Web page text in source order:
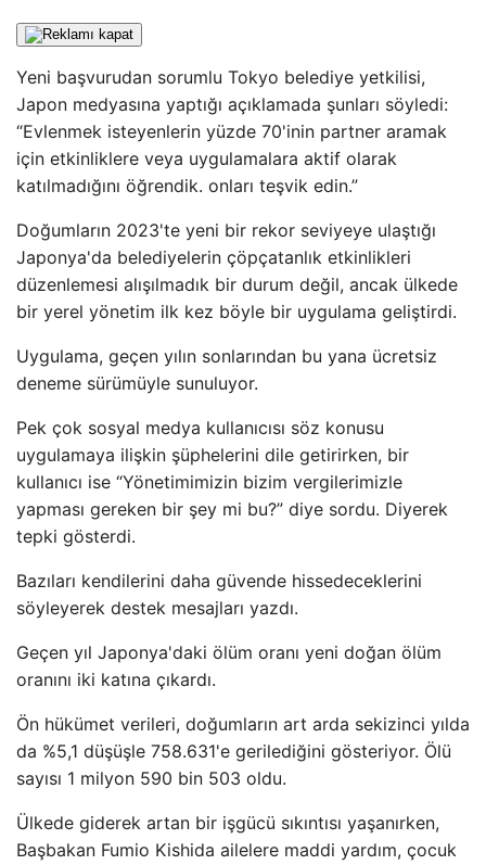
Yeni başvurudan sorumlu Tokyo belediye yetkilisi,
Japon medyasına yaptığı açıklamada şunları söyledi:
“Evlenmek isteyenlerin yüzde 70'inin partner aramak
için etkinliklere veya uygulamalara aktif olarak
katılmadığını öğrendik. onları teşvik edin.”
Doğumların 2023'te yeni bir rekor seviyeye ulaştığı
Japonya'da belediyelerin çöpçatanlık etkinlikleri
düzenlemesi alışılmadık bir durum değil, ancak ülkede
bir yerel yönetim ilk kez böyle bir uygulama geliştirdi.
Uygulama, geçen yılın sonlarından bu yana ücretsiz
deneme sürümüyle sunuluyor.
Pek çok sosyal medya kullanıcısı söz konusu
uygulamaya ilişkin şüphelerini dile getirirken, bir
kullanıcı ise “Yönetimimizin bizim vergilerimizle
yapması gereken bir şey mi bu?” diye sordu. Diyerek
tepki gösterdi.
Bazıları kendilerini daha güvende hissedeceklerini
söyleyerek destek mesajları yazdı.
Geçen yıl Japonya'daki ölüm oranı yeni doğan ölüm
oranını iki katına çıkardı.
Ön hükümet verileri, doğumların art arda sekizinci yılda
da %5,1 düşüşle 758.631'e gerilediğini gösteriyor. Ölü
sayısı 1 milyon 590 bin 503 oldu.
Ülkede giderek artan bir işgücü sıkıntısı yaşanırken,
Başbakan Fumio Kishida ailelere maddi yardım, çocuk